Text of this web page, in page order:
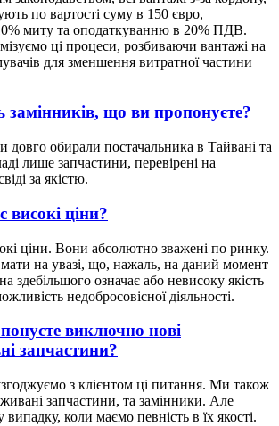
по вартості суму в 150 євро,
миту та оподаткуванню в 20% ПДВ.
ці процеси, розбиваючи вантажі на
для зменшення витратної частини
замінників, що ви пропонуєте?
обирали постачальника в Тайвані та
лише запчастини, перевірені на
за якістю.
високі ціни?
ціни. Вони абсолютно зважені по ринку.
на увазі, що, нажаль, на даний момент
здебільшого означає або невисоку якість
недобросовісної діяльності.
виключно нові
запчастини?
з клієнтом ці питання. Ми також
запчастини, та замінники. Але
випадку, коли маємо певність в їх якості.